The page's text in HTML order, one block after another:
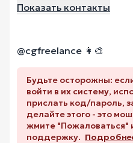
Показать контакты
@cgfreelance 👩‍🎨
Будьте осторожны:
войти в их систему,
прислать код/пароль,
делайте этого - это
жмите "Пожаловаться"
поддержку.